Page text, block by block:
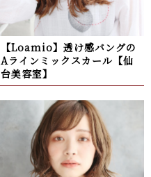
【Loamio】透け感バングの
Aラインミックスカール【仙
台美容室】